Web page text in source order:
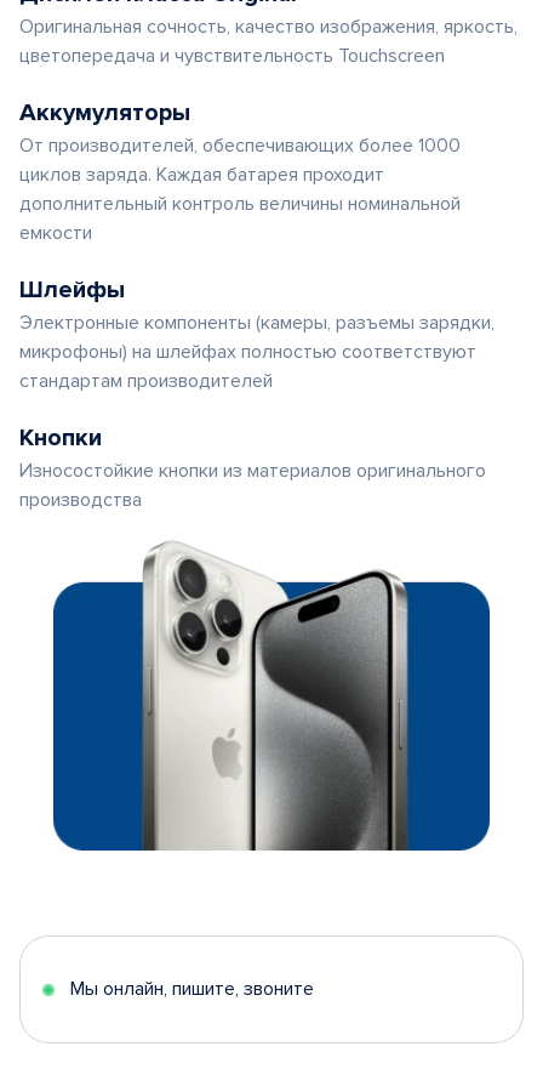
Оригинальная сочность, качество изображения, яркость,
цветопередача и чувствительность Touchscreen
Аккумуляторы
От производителей, обеспечивающих более 1000
циклов заряда. Каждая батарея проходит
дополнительный контроль величины номинальной
емкости
Шлейфы
Электронные компоненты (камеры, разъемы зарядки,
микрофоны) на шлейфах полностью соответствуют
стандартам производителей
Кнопки
Износостойкие кнопки из материалов оригинального
производства
Мы онлайн, пишите, звоните